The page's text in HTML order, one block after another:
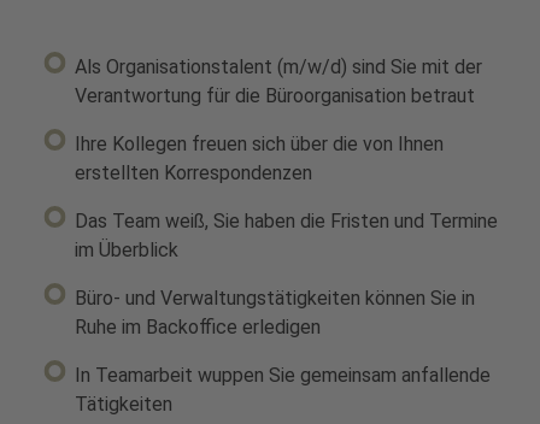
Als Organisationstalent (m/w/d) sind Sie mit der
Verantwortung für die Büroorganisation betraut
Ihre Kollegen freuen sich über die von Ihnen
erstellten Korrespondenzen
Das Team weiß, Sie haben die Fristen und Termine
im Überblick
Büro- und Verwaltungstätigkeiten können Sie in
Ruhe im Backoffice erledigen
In Teamarbeit wuppen Sie gemeinsam anfallende
Tätigkeiten